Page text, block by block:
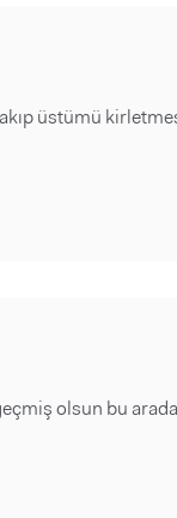
üstümü
olsun bu